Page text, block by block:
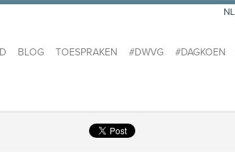
BLOG TOESPRAKEN #DWVG #DAGKOEN
NL